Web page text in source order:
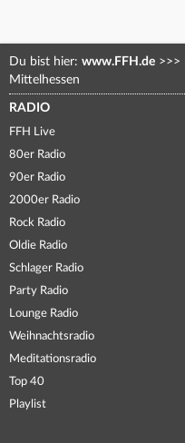
Du bist hier: www.FFH.de >>>
Mittelhessen
RADIO
FFH Live
80er Radio
90er Radio
2000er Radio
Rock Radio
Oldie Radio
Schlager Radio
Party Radio
Lounge Radio
Weihnachtsradio
Meditationsradio
Top 40
Playlist